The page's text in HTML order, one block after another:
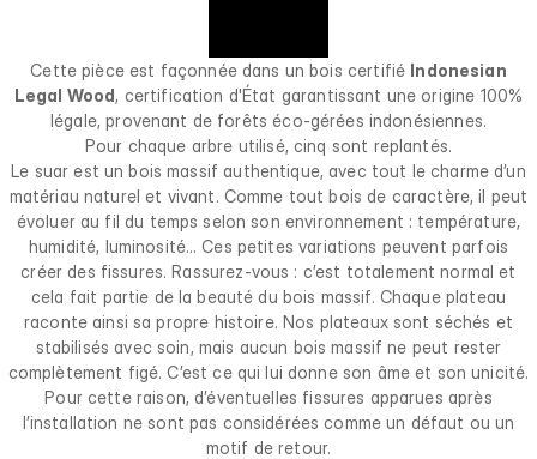
Cette pièce est façonnée dans un bois certifié Indonesian
Legal Wood, certification d'État garantissant une origine 100%
légale, provenant de forêts éco-gérées indonésiennes.
Pour chaque arbre utilisé, cinq sont replantés.
Le suar est un bois massif authentique, avec tout le charme d’un
matériau naturel et vivant. Comme tout bois de caractère, il peut
évoluer au fil du temps selon son environnement : température,
humidité, luminosité… Ces petites variations peuvent parfois
créer des fissures. Rassurez-vous : c’est totalement normal et
cela fait partie de la beauté du bois massif. Chaque plateau
raconte ainsi sa propre histoire. Nos plateaux sont séchés et
stabilisés avec soin, mais aucun bois massif ne peut rester
complètement figé. C’est ce qui lui donne son âme et son unicité.
Pour cette raison, d’éventuelles fissures apparues après
l’installation ne sont pas considérées comme un défaut ou un
motif de retour.